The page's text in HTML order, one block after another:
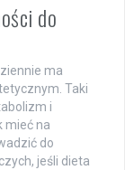
do
ma
Taki
i
mieć na
do
jeśli dieta